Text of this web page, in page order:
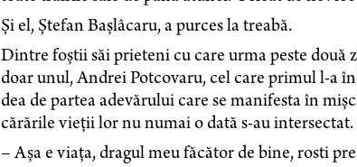
Și el, Ștefan Bașlâcaru, a purces la treabă.
Dintre foștii săi prieteni cu care urma peste două
doar unul, Andrei Potcovaru, cel care primul l-a
dea de partea adevărului care se manifesta în
cărările vieții lor nu numai o dată s-au
– Așa e viața, dragul meu făcător de bine, rosti